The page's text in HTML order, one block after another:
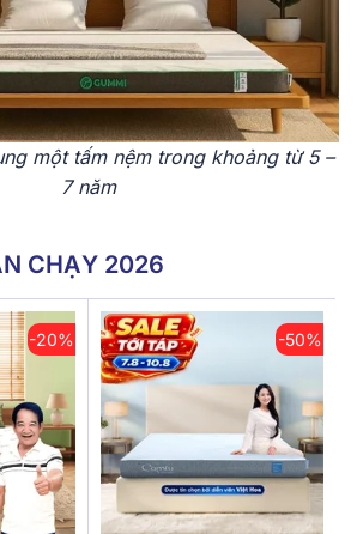
một tấm nệm trong khoảng từ 5 –
7 năm
CHẠY 2026
-20% -50%